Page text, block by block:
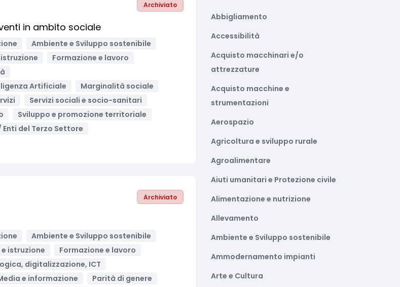
Archiviato
in ambito sociale
Ambiente e Sviluppo sostenibile
Formazione e lavoro
Artificiale
Marginalità sociale
Servizi sociali e socio-sanitari
Sviluppo e promozione territoriale
del Terzo Settore
Archiviato
Ambiente e Sviluppo sostenibile
e istruzione
Formazione e lavoro
digitalizzazione, ICT
e informazione
Parità di genere
Abbigliamento
Accessibilità
Acquisto macchinari e/o
attrezzature
Acquisto macchine e
strumentazioni
Aerospazio
Agricoltura e sviluppo rurale
Agroalimentare
Aiuti umanitari e Protezione civile
Alimentazione e nutrizione
Allevamento
Ambiente e Sviluppo sostenibile
Ammodernamento impianti
Arte e Cultura